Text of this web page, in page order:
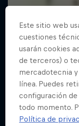
Este sitio web
cuestiones
usarán cookies
de terceros) o
mercadotecnia
línea. Puedes
configuración
todo momento.
Política de